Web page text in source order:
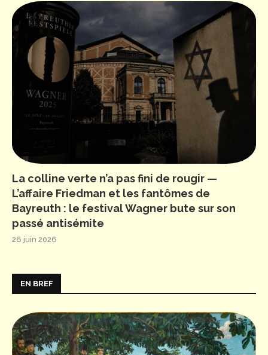
La colline verte n’a pas fini de rougir —
L’affaire Friedman et les fantômes de
Bayreuth : le festival Wagner bute sur son
passé antisémite
26 juin 2026
EN BREF